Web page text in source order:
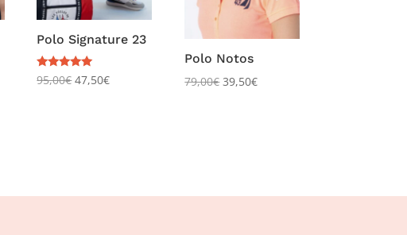
Polo Signature 23
Note
5.00
95,00€ 47,50€
Polo Notos
79,00€ 39,50€